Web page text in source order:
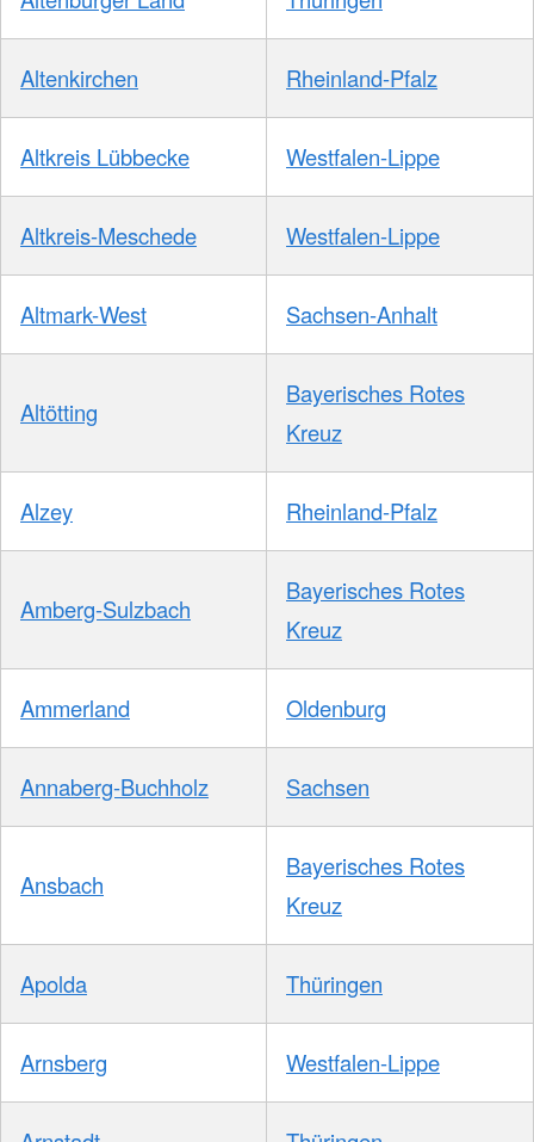
Altenkirchen Rheinland-Pfalz
Altkreis Lübbecke Westfalen-Lippe
Altkreis-Meschede Westfalen-Lippe
Altmark-West Sachsen-Anhalt
Altötting
Bayerisches Rotes
Kreuz
Alzey Rheinland-Pfalz
Amberg-Sulzbach
Bayerisches Rotes
Kreuz
Ammerland Oldenburg
Annaberg-Buchholz Sachsen
Ansbach
Bayerisches Rotes
Kreuz
Apolda Thüringen
Arnsberg Westfalen-Lippe